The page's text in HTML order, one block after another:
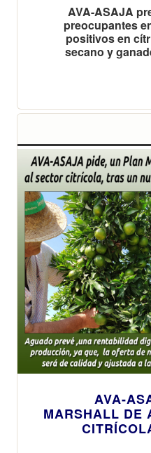
AVA-ASAJA
preocupantes
positivos en
secano y
AVA-
MARSHALL DE